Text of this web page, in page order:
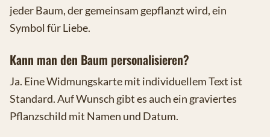
jeder Baum, der gemeinsam gepflanzt wird, ein
Symbol für Liebe.
Kann man den Baum personalisieren?
Ja. Eine Widmungskarte mit individuellem Text ist
Standard. Auf Wunsch gibt es auch ein graviertes
Pflanzschild mit Namen und Datum.